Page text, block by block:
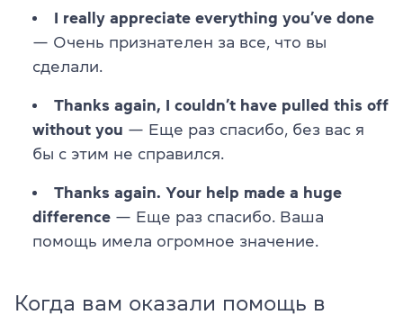
I really appreciate everything you’ve done
— Очень признателен за все, что вы
сделали.
Thanks again, I couldn’t have pulled this off
without you — Еще раз спасибо, без вас я
бы с этим не справился.
Thanks again. Your help made a huge
difference — Еще раз спасибо. Ваша
помощь имела огромное значение.
Когда вам оказали помощь в